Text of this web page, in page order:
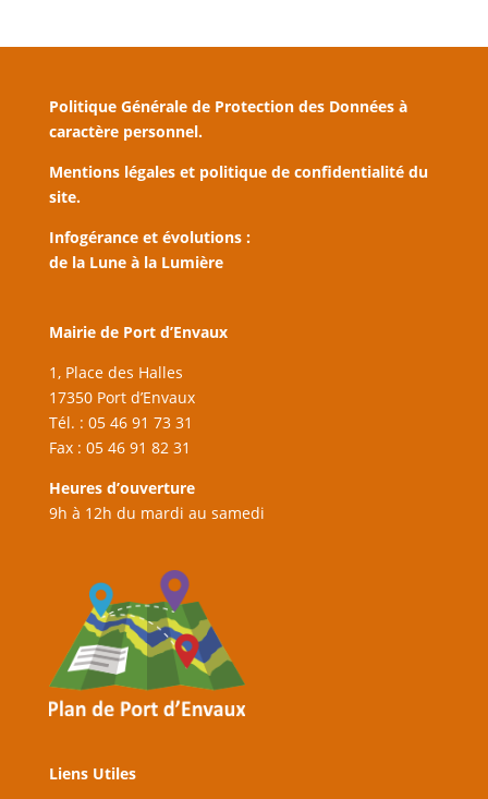
Politique Générale de Protection des Données à
caractère personnel.
Mentions légales et politique de confidentialité du
site.
Infogérance et évolutions :
de la Lune à la Lumière
Mairie de Port d’Envaux
1, Place des Halles
17350 Port d’Envaux
Tél. : 05 46 91 73 31
Fax : 05 46 91 82 31
Heures d’ouverture
9h à 12h du mardi au samedi
Liens Utiles